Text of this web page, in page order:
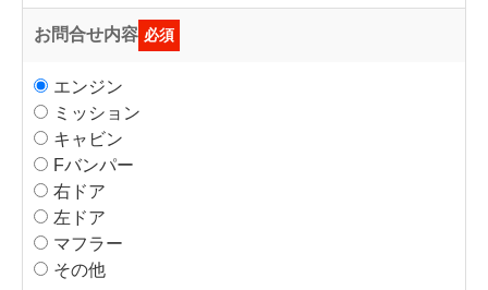
お問合せ内容 必須
エンジン
ミッション
キャビン
Fバンパー
右ドア
左ドア
マフラー
その他